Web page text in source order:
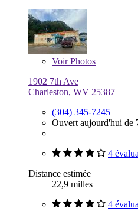
VoirPhotos
1902 7th Ave
Charleston, WV 25387
(304) 345-7245
Ouvert aujourd'hui de
4
Distance estimée
22,9 milles
4